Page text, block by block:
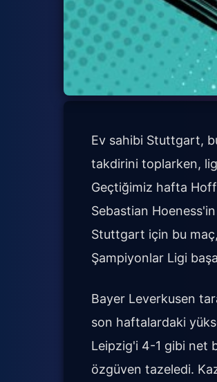
Ev sahibi Stuttgart,
takdirini toplarken,
Geçtiğimiz hafta
Sebastian
Stuttgart için bu
Şampiyonlar Ligi
Bayer Leverkusen
son haftalardaki
Leipzig'i 4-1 gibi net
özgüven tazeledi.